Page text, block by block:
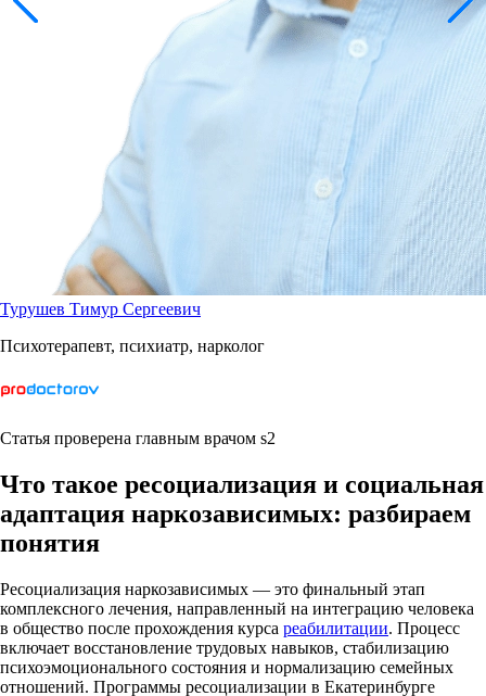
Турушев Тимур Сергеевич
Психотерапевт, психиатр, нарколог
Статья проверена главным врачом s2
Что такое ресоциализация и социальная
адаптация наркозависимых: разбираем
понятия
Ресоциализация наркозависимых — это финальный этап
комплексного лечения, направленный на интеграцию человека
в общество после прохождения курса реабилитации. Процесс
включает восстановление трудовых навыков, стабилизацию
психоэмоционального состояния и нормализацию семейных
отношений. Программы ресоциализации в Екатеринбурге